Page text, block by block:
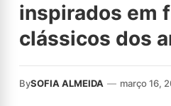
inspirados em
clássicos dos
BySOFIA ALMEIDA — março 16,